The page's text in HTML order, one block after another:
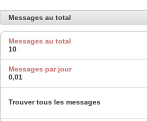
Messages au total
Messages au total
10
Messages par jour
0,01
Trouver tous les messages